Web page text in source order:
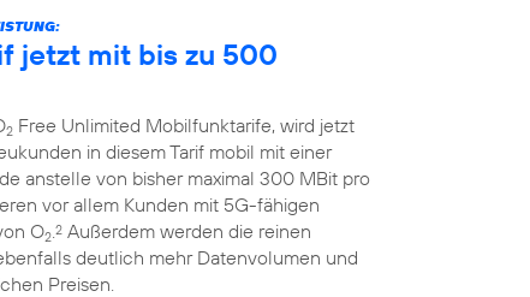
jetzt mit bis zu 500
2 Free Unlimited Mobilfunktarife, wird jetzt
in diesem Tarif mobil mit einer
anstelle von bisher maximal 300 MBit pro
vor allem Kunden mit 5G-fähigen
O2.2 Außerdem werden die reinen
deutlich mehr Datenvolumen und
Preisen.